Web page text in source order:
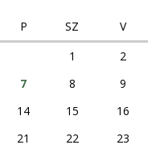
P SZ
V
1
2
7 8
9
14 15
16
21 22
23